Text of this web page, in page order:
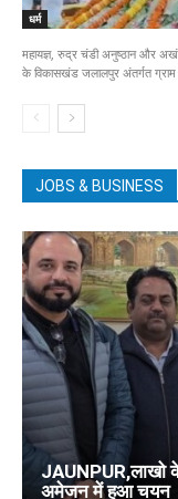
धर्म
महायज्ञ, रुद्र चंडी अनुष्ठान और
के विकासखंड जलालपुर अंतर्गत ग्राम
JOBS & BUSINESS
JAUNPUR,लाखो
अमेजन में हुआ चयन